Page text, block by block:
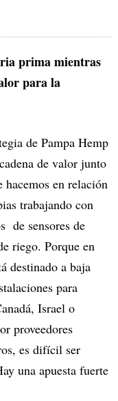
prima mientras
para la
de Pampa Hemp
de valor junto
hacemos en relación
trabajando con
de sensores de
riego. Porque en
destinado a baja
para
Israel o
proveedores
es difícil ser
una apuesta fuerte